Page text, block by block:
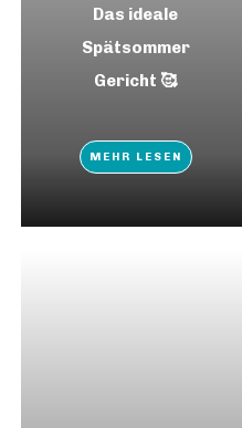
Das ideale
Spätsommer
Gericht 🥰
MEHR LESEN